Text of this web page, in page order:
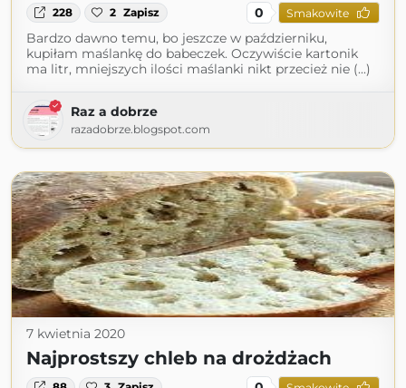
228 2 Zapisz 0 Smakowite
Bardzo dawno temu, bo jeszcze w październiku,
kupiłam maślankę do babeczek. Oczywiście kartonik
ma litr, mniejszych ilości maślanki nikt przecież nie (...)
Raz a dobrze
razadobrze.blogspot.com
7 kwietnia 2020
Najprostszy chleb na drożdżach